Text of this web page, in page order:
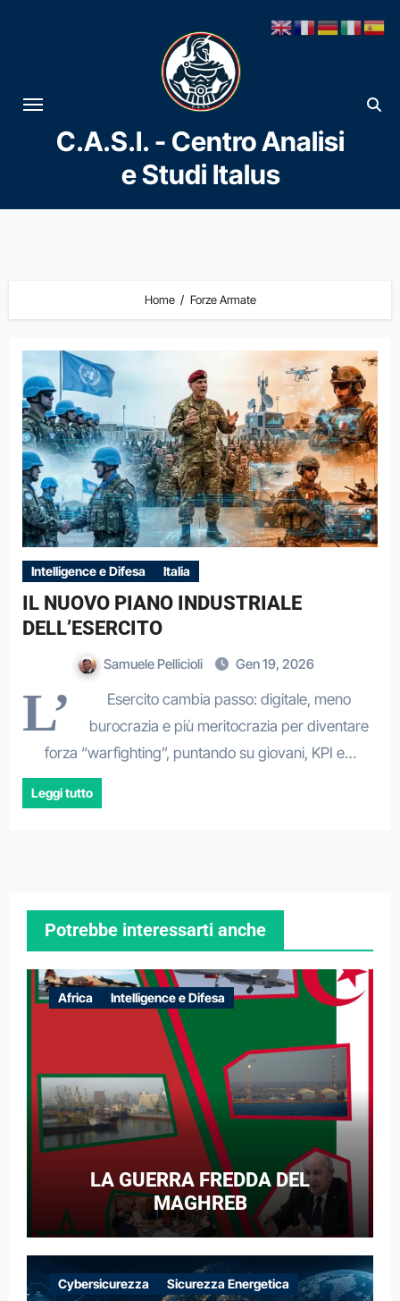
al
contenuto
C.A.S.I. - Centro Analisi
e Studi Italus
Home Forze Armate
Intelligence e Difesa Italia
IL NUOVO PIANO INDUSTRIALE
DELL’ESERCITO
Samuele Pellicioli Gen 19, 2026
L’
Esercito cambia passo: digitale, meno
burocrazia e più meritocrazia per diventare
forza “warfighting”, puntando su giovani, KPI e…
Leggi tutto
Potrebbe interessarti anche
Africa Intelligence e Difesa
LA GUERRA FREDDA DEL
MAGHREB
Cybersicurezza Sicurezza Energetica